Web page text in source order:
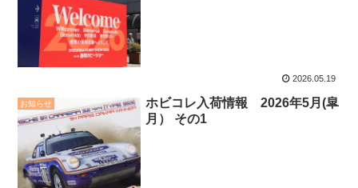
2026.05.19
お知らせ
ホビコレ入荷情報 2026年5月(皐
月） その1